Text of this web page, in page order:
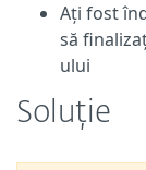
Ați fost
să
ului
Soluție